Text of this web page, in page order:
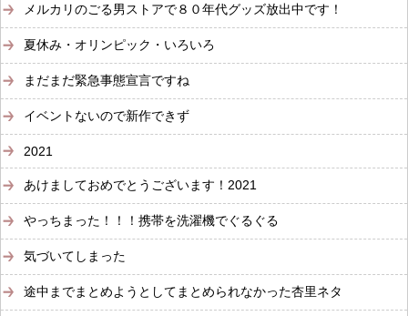
メルカリのごる男ストアで８０年代グッズ放出中です！
夏休み・オリンピック・いろいろ
まだまだ緊急事態宣言ですね
イベントないので新作できず
2021
あけましておめでとうございます！2021
やっちまった！！！携帯を洗濯機でぐるぐる
気づいてしまった
途中までまとめようとしてまとめられなかった杏里ネタ